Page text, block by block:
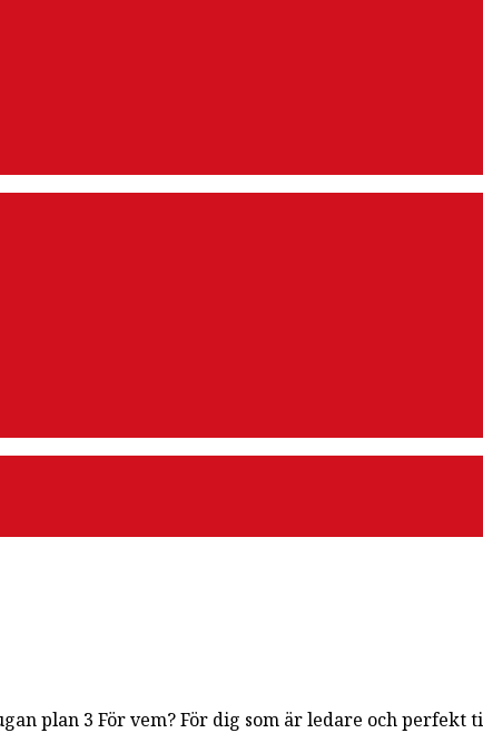
plan 3 För vem? För dig som är ledare och